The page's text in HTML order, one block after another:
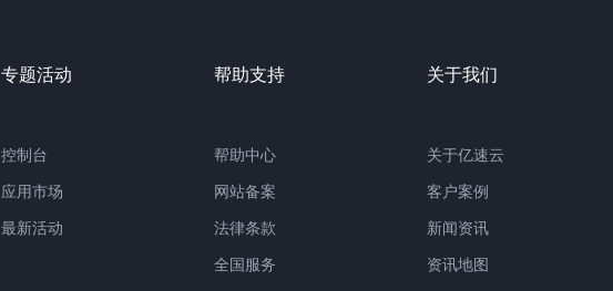
专题活动
控制台
应用市场
最新活动
帮助支持
帮助中心
网站备案
法律条款
全国服务
关于我们
关于亿速云
客户案例
新闻资讯
资讯地图